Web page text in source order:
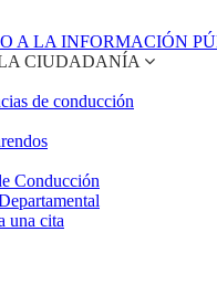
A LA INFORMACIÓN
CIUDADANÍA
de conducción
Conducción
una cita